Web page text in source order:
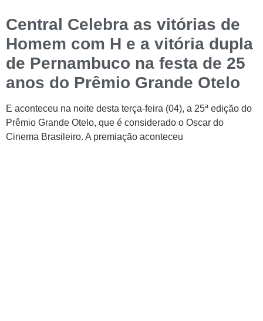
Central Celebra as vitórias de
Homem com H e a vitória dupla
de Pernambuco na festa de 25
anos do Prêmio Grande Otelo
E aconteceu na noite desta terça-feira (04), a 25ª edição do
Prêmio Grande Otelo, que é considerado o Oscar do
Cinema Brasileiro. A premiação aconteceu